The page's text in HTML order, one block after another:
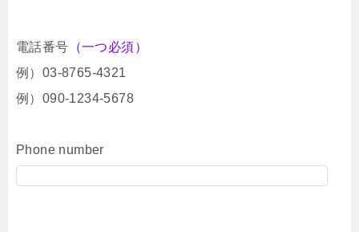
電話番号 （一つ必須）
例）03-8765-4321
例）090-1234-5678
Phone number